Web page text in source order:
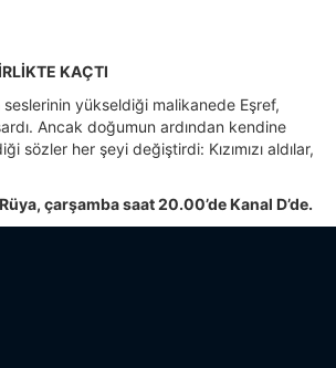
KAÇTI
yükseldiği malikanede Eşref,
Ancak doğumun ardından kendine
sözler her şeyi değiştirdi: Kızımızı aldılar,
çarşamba saat 20.00’de Kanal D’de.